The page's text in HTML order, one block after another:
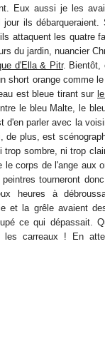
Eux aussi je les
ils débarqueraient.
attaquent les quatre
du jardin, nuancier
d'Ella & Pitr. Bientôt,
short orange comme
est bleue tirant sur
le bleu Malte, le
d'en parler avec la
de plus, est
trop sombre, ni trop
le corps de l'ange aux
tourneront
heures à
et la grêle avaient
ce qui dépassait.
les carreaux ! En